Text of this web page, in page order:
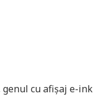
genul cu afișaj e-ink